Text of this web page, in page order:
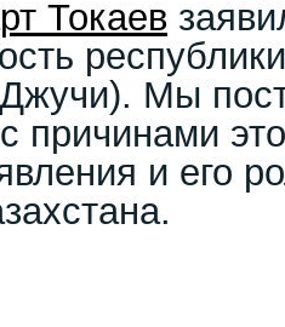
Токаев
Мы
причинами
и его